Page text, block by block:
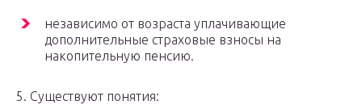
независимо от возраста уплачивающие
дополнительные страховые взносы на
накопительную пенсию.
5. Существуют понятия: